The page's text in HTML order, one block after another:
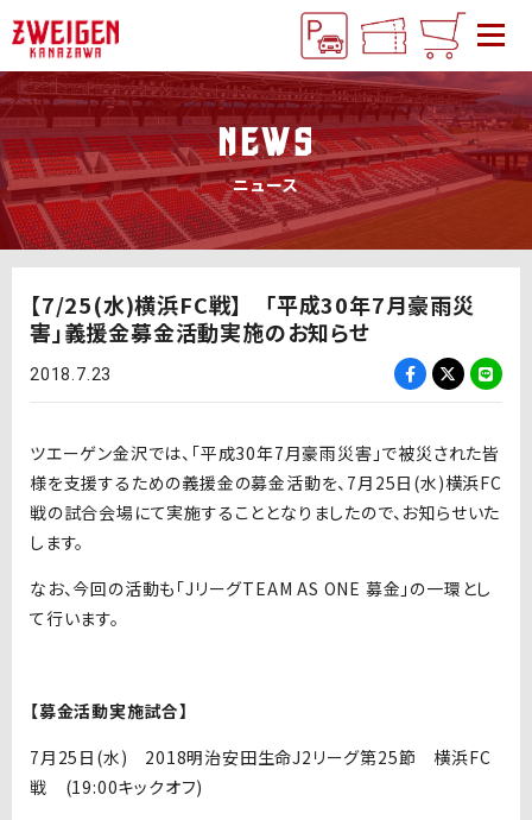
NEWS
ニュース
【7/25(水)横浜FC戦】 「平成30年7月豪雨災
害」義援金募金活動実施のお知らせ
2018.7.23
ツエーゲン金沢では、「平成30年7月豪雨災害」で被災された皆
様を支援するための義援金の募金活動を、7月25日(水)横浜FC
戦の試合会場にて実施することとなりましたので、お知らせいた
します。
なお、今回の活動も「JリーグTEAM AS ONE 募金」の一環とし
て行います。
【募金活動実施試合】
7月25日(水) 2018明治安田生命J2リーグ第25節 横浜FC
戦 (19:00キックオフ)